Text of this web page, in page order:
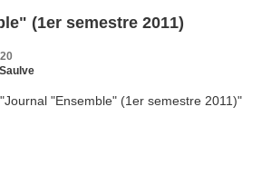
(1er semestre 2011)